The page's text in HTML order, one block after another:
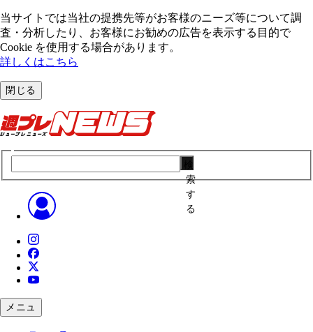
当サイトでは当社の提携先等がお客様のニーズ等について調
査・分析したり、お客様にお勧めの広告を表⽰する⽬的で
Cookie を使⽤する場合があります。
詳しくはこちら
閉じる
索
す
る
メニュ